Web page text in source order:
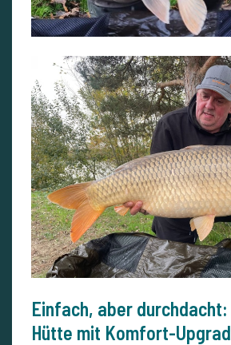
Einfach, aber
Hütte mit Komfort-